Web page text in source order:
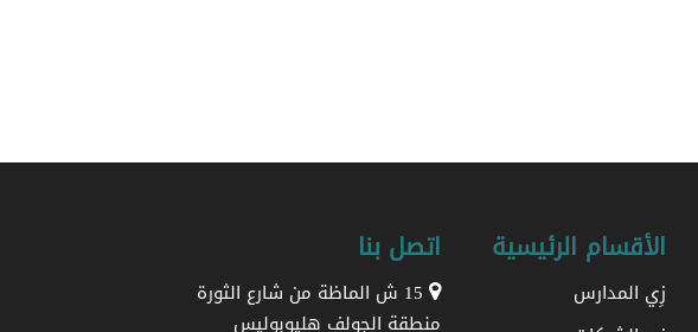
الأقسام الرئيسية
زِي المدارس
اتصل بنا
15 ش الماظة من شارع الثورة
منطقة الجولف هليوبوليس